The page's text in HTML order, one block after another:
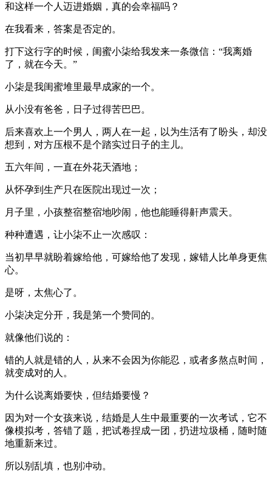
和这样一个人迈进婚姻，真的会幸福吗？
在我看来，答案是否定的。
打下这行字的时候，闺蜜小柒给我发来一条微信：“我离婚
了，就在今天。”
小柒是我闺蜜堆里最早成家的一个。
从小没有爸爸，日子过得苦巴巴。
后来喜欢上一个男人，两人在一起，以为生活有了盼头，却没
想到，对方压根不是个踏实过日子的主儿。
五六年间，一直在外花天酒地；
从怀孕到生产只在医院出现过一次；
月子里，小孩整宿整宿地吵闹，他也能睡得鼾声震天。
种种遭遇，让小柒不止一次感叹：
当初早早就盼着嫁给他，可嫁给他了发现，嫁错人比单身更焦
心。
是呀，太焦心了。
小柒决定分开，我是第一个赞同的。
就像他们说的：
错的人就是错的人，从来不会因为你能忍，或者多熬点时间，
就变成对的人。
为什么说离婚要快，但结婚要慢？
因为对一个女孩来说，结婚是人生中最重要的一次考试，它不
像模拟考，答错了题，把试卷捏成一团，扔进垃圾桶，随时随
地重新来过。
所以别乱填，也别冲动。